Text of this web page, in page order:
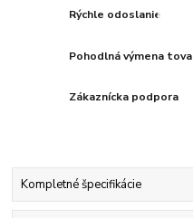
Rýchle odoslanie
Pohodlná výmena
Zákaznícka podpora
Kompletné špecifikácie